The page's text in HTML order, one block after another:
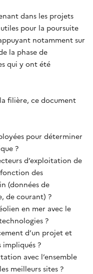
dans les projets
pour la poursuite
notamment sur
la phase de
qui y ont été
filière, ce document
pour déterminer
?
d’exploitation de
des
(données de
de courant) ?
en mer avec le
?
d’un projet et
impliqués ?
avec l’ensemble
meilleurs sites ?